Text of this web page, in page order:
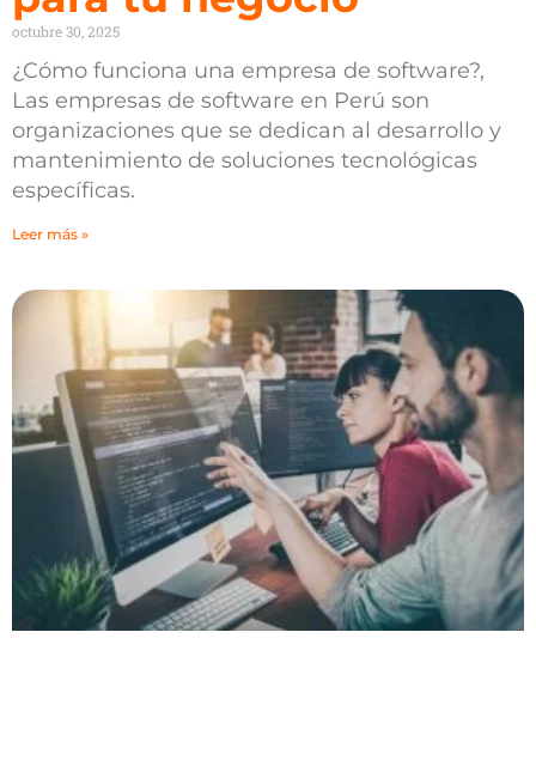
octubre 30, 2025
¿Cómo funciona una empresa de software?,
Las empresas de software en Perú son
organizaciones que se dedican al desarrollo y
mantenimiento de soluciones tecnológicas
específicas.
Leer más »